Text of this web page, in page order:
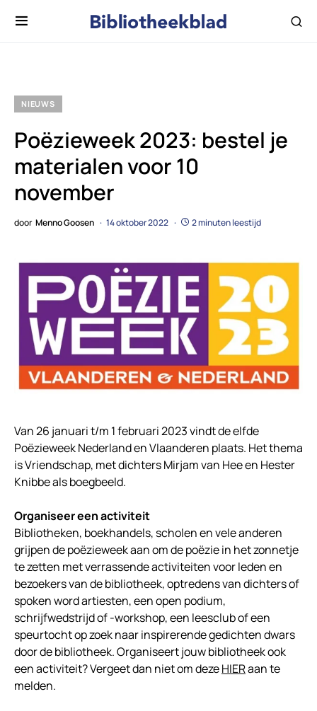
NIEUWS
Poëzieweek 2023: bestel je
materialen voor 10
november
door Menno Goosen 14 oktober 2022 2 minuten leestijd
Van 26 januari t/m 1 februari 2023 vindt de elfde
Poëzieweek Nederland en Vlaanderen plaats. Het thema
is Vriendschap, met dichters Mirjam van Hee en Hester
Knibbe als boegbeeld.
Organiseer een activiteit
Bibliotheken, boekhandels, scholen en vele anderen
grijpen de poëzieweek aan om de poëzie in het zonnetje
te zetten met verrassende activiteiten voor leden en
bezoekers van de bibliotheek, optredens van dichters of
spoken word artiesten, een open podium,
schrijfwedstrijd of -workshop, een leesclub of een
speurtocht op zoek naar inspirerende gedichten dwars
door de bibliotheek. Organiseert jouw bibliotheek ook
een activiteit? Vergeet dan niet om dezeHIERaan te
melden.